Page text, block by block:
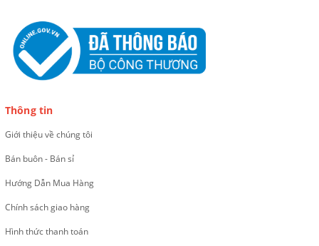
Thông tin
Giới thiệu về chúng tôi
Bán buôn - Bán sỉ
Hướng Dẫn Mua Hàng
Chính sách giao hàng
Hình thức thanh toán